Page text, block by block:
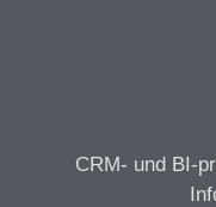
CRM- und BI-